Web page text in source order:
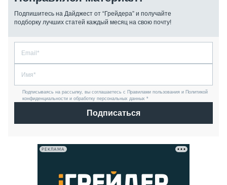
Подпишитесь на Дайджест от “Грейдера” и получайте
подборку лучших статей каждый месяц на свою почту!
Подписываясь на рассылку, вы соглашаетесь с Правилами пользования и Политикой
конфиденциальности и обработку персональных данных *
Подписаться
РЕКЛАМА